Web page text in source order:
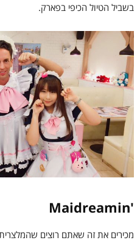
בשביל הטיול הכיפי בפארק.
'Maidreamin
מכירים את זה שאתם רוצים